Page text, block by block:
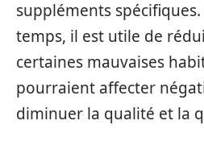
suppléments
temps, il est utile de
certaines mauvaises
pourraient affecter
diminuer la qualité et la